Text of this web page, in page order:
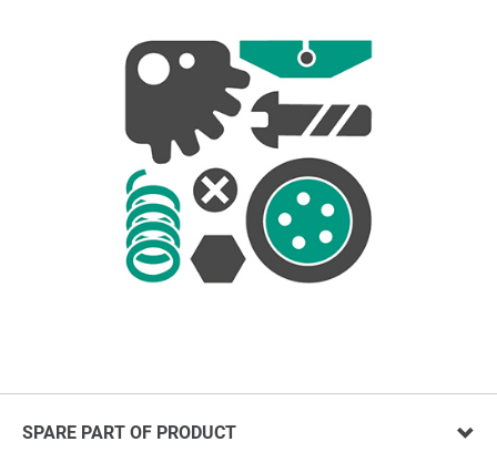
SPARE PART OF PRODUCT